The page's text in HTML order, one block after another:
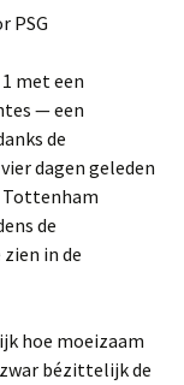
PSG
met een
— een
de
dagen geleden
Tottenham
de
in de
hoe moeizaam
bézittelijk de